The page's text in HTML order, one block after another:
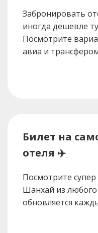
Забронировать
иногда дешевле
Посмотрите
авиа и
Билет на
отеля ✈️
Посмотрите
Шанхай из
обновляется